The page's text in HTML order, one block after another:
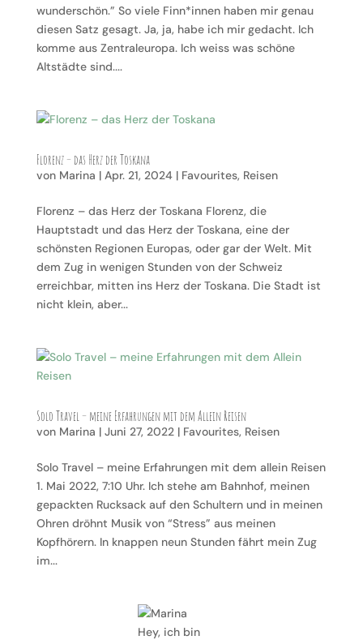
wunderschön.” So viele Finn*innen haben mir genau
diesen Satz gesagt. Ja, ja, habe ich mir gedacht. Ich
komme aus Zentraleuropa. Ich weiss was schöne
Altstädte sind....
Florenz – das Herz der Toskana
von Marina | Apr. 21, 2024| Favourites, Reisen
Florenz – das Herz der Toskana Florenz, die
Hauptstadt und das Herz der Toskana, eine der
schönsten Regionen Europas, oder gar der Welt. Mit
dem Zug in wenigen Stunden von der Schweiz
erreichbar, mitten ins Herz der Toskana. Die Stadt ist
nicht klein, aber...
Solo Travel – meine Erfahrungen mit dem Allein Reisen
von Marina | Juni 27, 2022| Favourites, Reisen
Solo Travel – meine Erfahrungen mit dem allein Reisen
1. Mai 2022, 7:10 Uhr. Ich stehe am Bahnhof, meinen
gepackten Rucksack auf den Schultern und in meinen
Ohren dröhnt Musik von “Stress” aus meinen
Kopfhörern. In knappen neun Stunden fährt mein Zug
im...
Hey, ich bin